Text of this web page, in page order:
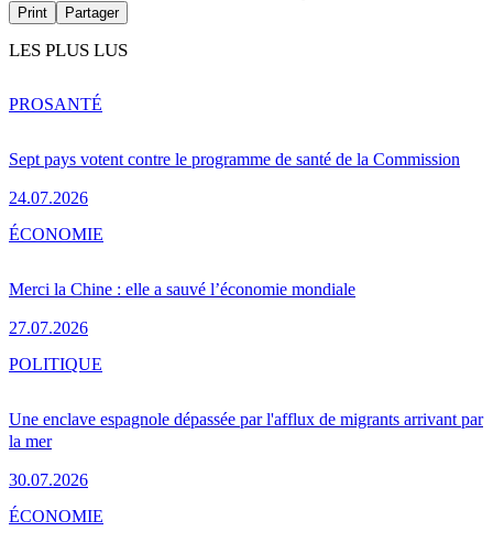
Print Partager
LES PLUS LUS
Sept pays votent contre le programme de santé de la Commission
24.07.2026
PROSANTÉ
Merci la Chine : elle a sauvé l’économie mondiale
27.07.2026
ÉCONOMIE
Une enclave espagnole dépassée par l'afflux de migrants arrivant par
la mer
30.07.2026
POLITIQUE
ÉCONOMIE